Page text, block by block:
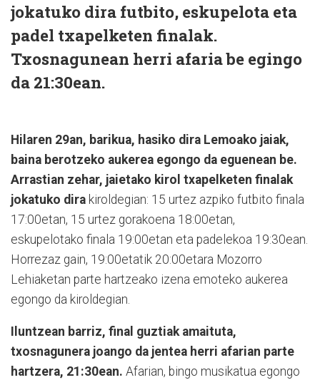
jokatuko dira futbito, eskupelota eta
padel txapelketen finalak.
Txosnagunean herri afaria be egingo
da 21:30ean.
Hilaren 29an, barikua, hasiko dira Lemoako jaiak,
baina berotzeko aukerea egongo da eguenean be.
Arrastian zehar, jaietako kirol txapelketen finalak
jokatuko dira kiroldegian: 15 urtez azpiko futbito finala
17:00etan, 15 urtez gorakoena 18:00etan,
eskupelotako finala 19:00etan eta padelekoa 19:30ean.
Horrezaz gain, 19:00etatik 20:00etara Mozorro
Lehiaketan parte hartzeako izena emoteko aukerea
egongo da kiroldegian.
Iluntzean barriz, final guztiak amaituta,
txosnagunera joango da jentea herri afarian parte
hartzera, 21:30ean. Afarian, bingo musikatua egongo